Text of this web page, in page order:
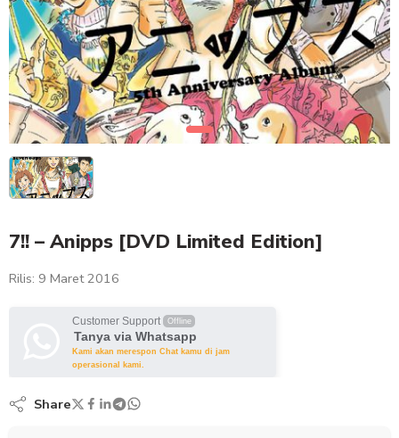
7!! – Anipps [DVD Limited Edition]
Rilis: 9 Maret 2016
Customer Support Offline
Tanya via Whatsapp
Kami akan merespon Chat kamu di jam
operasional kami.
Share